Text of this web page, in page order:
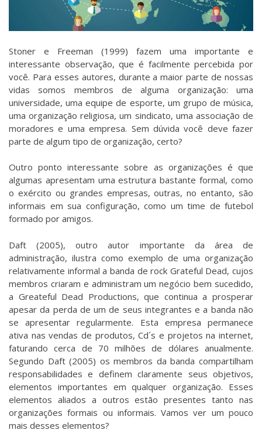
Stoner e Freeman (1999) fazem uma importante e
interessante observação, que é facilmente percebida por
você. Para esses autores, durante a maior parte de nossas
vidas somos membros de alguma organização: uma
universidade, uma equipe de esporte, um grupo de música,
uma organização religiosa, um sindicato, uma associação de
moradores e uma empresa. Sem dúvida você deve fazer
parte de algum tipo de organização, certo?
Outro ponto interessante sobre as organizações é que
algumas apresentam uma estrutura bastante formal, como
o exército ou grandes empresas, outras, no entanto, são
informais em sua configuração, como um time de futebol
formado por amigos.
Daft (2005), outro autor importante da área de
administração, ilustra como exemplo de uma organização
relativamente informal a banda de rock Grateful Dead, cujos
membros criaram e administram um negócio bem sucedido,
a Greateful Dead Productions, que continua a prosperar
apesar da perda de um de seus integrantes e a banda não
se apresentar regularmente. Esta empresa permanece
ativa nas vendas de produtos, Cd´s e projetos na internet,
faturando cerca de 70 milhões de dólares anualmente.
Segundo Daft (2005) os membros da banda compartilham
responsabilidades e definem claramente seus objetivos,
elementos importantes em qualquer organização. Esses
elementos aliados a outros estão presentes tanto nas
organizações formais ou informais. Vamos ver um pouco
mais desses elementos?